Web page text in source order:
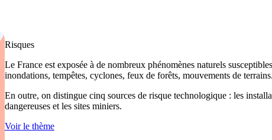
Risques
Le France est exposée à de nombreux phénomènes naturels
inondations, tempêtes, cyclones, feux de forêts, mouvements de
En outre, on distingue cinq sources de risque technologique : les
dangereuses et les sites miniers.
Voir le thème